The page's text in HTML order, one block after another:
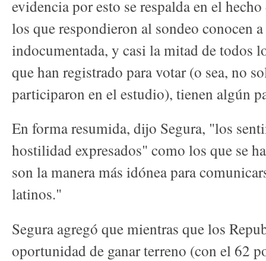
evidencia por esto se respalda en el
los que respondieron al sondeo conocen
indocumentada, y casi la mitad de todos
que han registrado para votar (o sea, no
participaron en el estudio), tienen algún
En forma resumida, dijo Segura, "los
hostilidad expresados" como los que se
son la manera más idónea para
latinos."
Segura agregó que mientras que los
oportunidad de ganar terreno (con el 62